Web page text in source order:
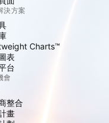
決方案
Charts™
表
台
會
整合
畫